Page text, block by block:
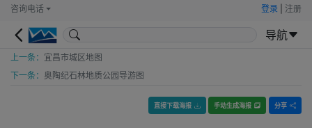
咨询电话 登录 注册
导航
上一条： 宜昌市城区地图
下一条： 奥陶纪石林地质公园导游图
直接下载海报 手动生成海报 分享